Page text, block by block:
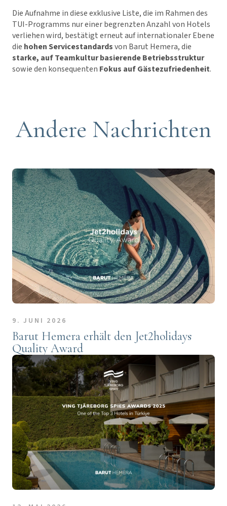
Die Aufnahme in diese exklusive Liste, die im Rahmen des
TUI-Programms nur einer begrenzten Anzahl von Hotels
verliehen wird, bestätigt erneut auf internationaler Ebene
die hohen Servicestandardsvon Barut Hemera, die
starke, auf Teamkultur basierende Betriebsstruktur
sowie den konsequenten Fokus auf Gästezufriedenheit.
Andere Nachrichten
9. JUNI 2026
Barut Hemera erhält den Jet2holidays
Quality Award